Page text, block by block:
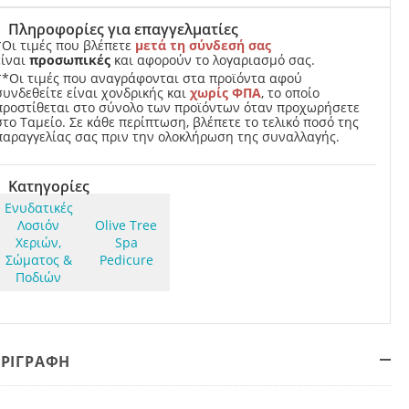
Πληροφορίες για επαγγελματίες
τιμές που βλέπετε μετά τη σύνδεσή σας
προσωπικές και αφορούν το λογαριασμό σας.
τιμές που αναγράφονται στα προϊόντα αφού
είναι χονδρικής και χωρίς ΦΠΑ, το οποίο
στο σύνολο των προϊόντων όταν προχωρήσετε
Ταμείο. Σε κάθε περίπτωση, βλέπετε το τελικό ποσό της
σας πριν την ολοκλήρωση της συναλλαγής.
Κατηγορίες
Ενυδατικές
Λοσιόν
Χεριών,
Σώματος &
Ποδιών
Olive Tree
Spa
Pedicure